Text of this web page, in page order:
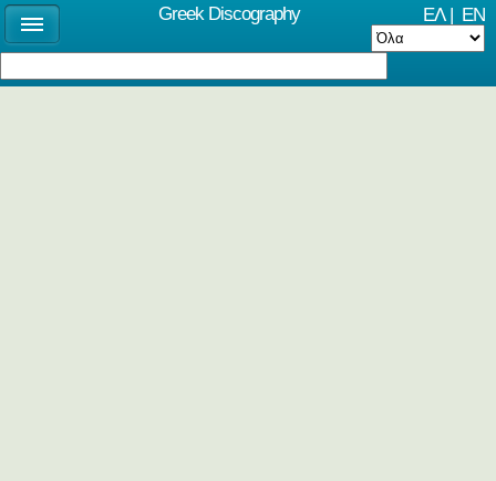
ΕΛ| EN
Greek Discography